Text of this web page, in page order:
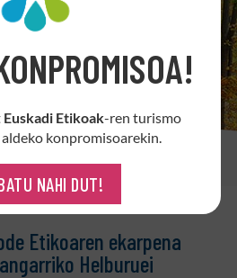
dien ekarpena
Etikoaren ekarpena
Helburuei
Euskadi Etikoak-ren turismo
konpromisoarekin.
NAHI DUT!